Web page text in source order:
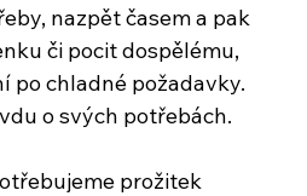
nazpět časem a pak
či pocit dospělému,
po chladné požadavky.
o svých potřebách.
prožitek